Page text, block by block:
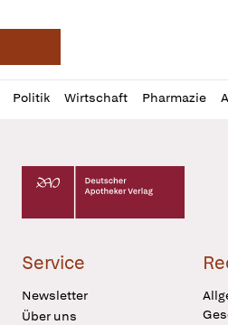
Deutsche Apotheker
Politik Wirtschaft Pharmazie
Profil
öffnen
Daz
Pur
Deutscher Apotheker Verlag
Service
Newsletter
Über uns